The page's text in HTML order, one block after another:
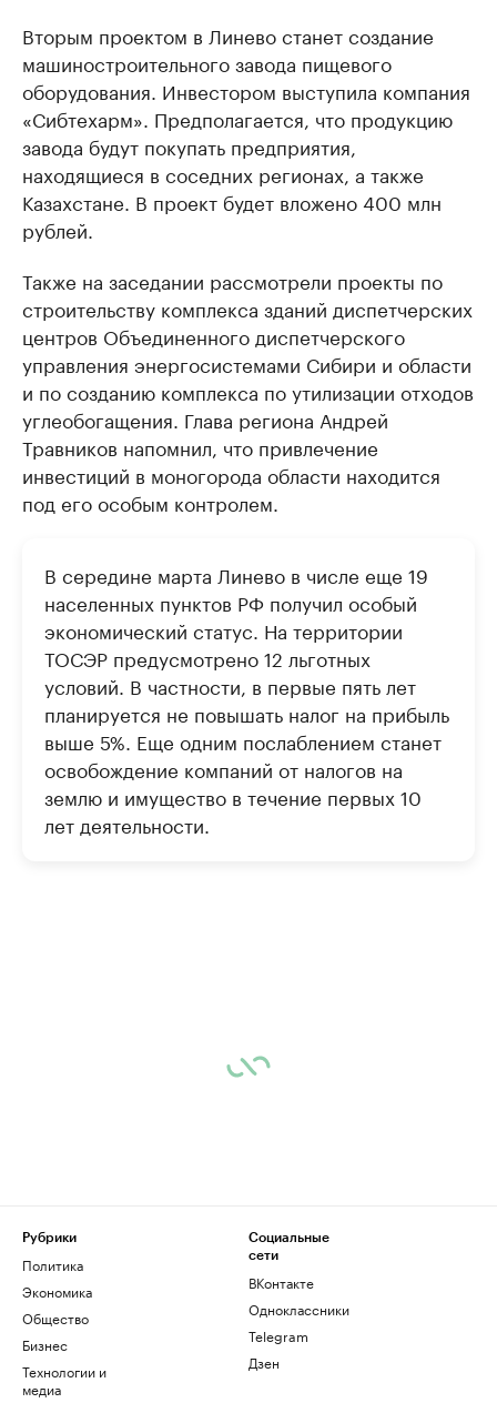
Вторым проектом в Линево станет создание
машиностроительного завода пищевого
оборудования. Инвестором выступила компания
«Сибтехарм». Предполагается, что продукцию
завода будут покупать предприятия,
находящиеся в соседних регионах, а также
Казахстане. В проект будет вложено 400 млн
рублей.
Также на заседании рассмотрели проекты по
строительству комплекса зданий диспетчерских
центров Объединенного диспетчерского
управления энергосистемами Сибири и области
и по созданию комплекса по утилизации отходов
углеобогащения. Глава региона Андрей
Травников напомнил, что привлечение
инвестиций в моногорода области находится
под его особым контролем.
В середине марта Линево в числе еще 19
населенных пунктов РФ получил особый
экономический статус. На территории
ТОСЭР предусмотрено 12 льготных
условий. В частности, в первые пять лет
планируется не повышать налог на прибыль
выше 5%. Еще одним послаблением станет
освобождение компаний от налогов на
землю и имущество в течение первых 10
лет деятельности.
Рубрики
Политика
Экономика
Общество
Бизнес
Технологии и
медиа
Социальные
сети
ВКонтакте
Одноклассники
Telegram
Дзен